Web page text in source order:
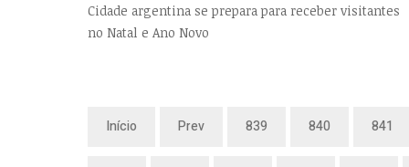
Cidade argentina se prepara para receber visitantes
no Natal e Ano Novo
Início Prev 839 840 841